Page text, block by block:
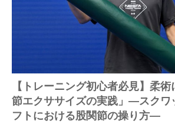
【トレーニング初心者必見】柔
節エクササイズの実践」―スクワ
フトにおける股関節の操り方―